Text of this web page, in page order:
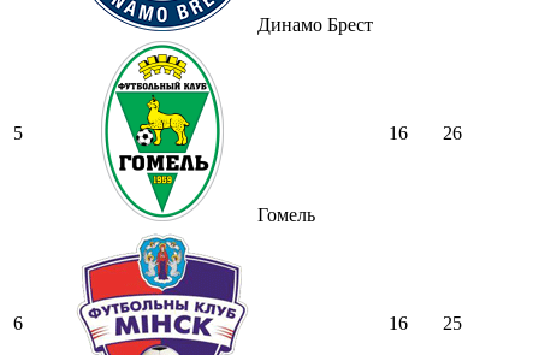
Динамо Брест
5
Гомель
16 26
6 16 25